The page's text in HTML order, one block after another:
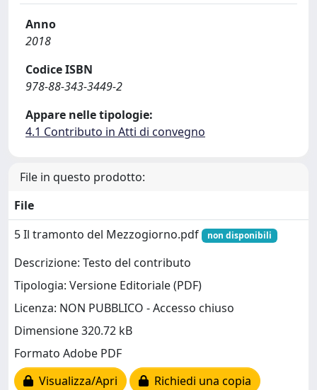
Anno
2018
Codice ISBN
978-88-343-3449-2
Appare nelle tipologie:
4.1 Contributo in Atti di convegno
File in questo prodotto:
File
5 Il tramonto del Mezzogiorno.pdf
non disponibili
Descrizione: Testo del contributo
Tipologia: Versione Editoriale (PDF)
Licenza: NON PUBBLICO - Accesso chiuso
Dimensione 320.72 kB
Formato Adobe PDF
Visualizza/Apri
Richiedi una copia